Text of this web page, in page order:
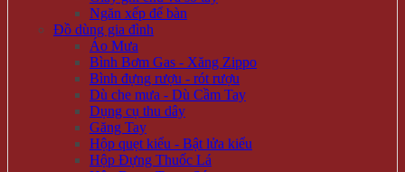
Ngăn xếp để bàn
Đồ dùng gia đình
Áo Mưa
Bình Bơm Gas - Xăng Zippo
Bình đựng rượu - rót rượu
Dù che mưa - Dù Cầm Tay
Dụng cụ thu dây
Găng Tay
Hộp quẹt kiểu - Bật lửa kiểu
Hộp Đựng Thuốc Lá